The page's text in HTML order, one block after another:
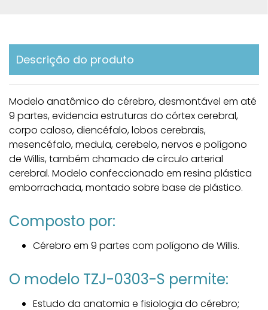
Descrição do produto
Modelo anatômico do cérebro, desmontável em até
9 partes, evidencia estruturas do córtex cerebral,
corpo caloso, diencéfalo, lobos cerebrais,
mesencéfalo, medula, cerebelo, nervos e polígono
de Willis, também chamado de círculo arterial
cerebral. Modelo confeccionado em resina plástica
emborrachada, montado sobre base de plástico.
Composto por:
Cérebro em 9 partes com polígono de Willis.
O modelo TZJ-0303-S permite:
Estudo da anatomia e fisiologia do cérebro;